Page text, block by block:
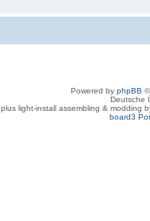
Powered by phpBB
Deutsche
plus light-install assembling & modding
board3